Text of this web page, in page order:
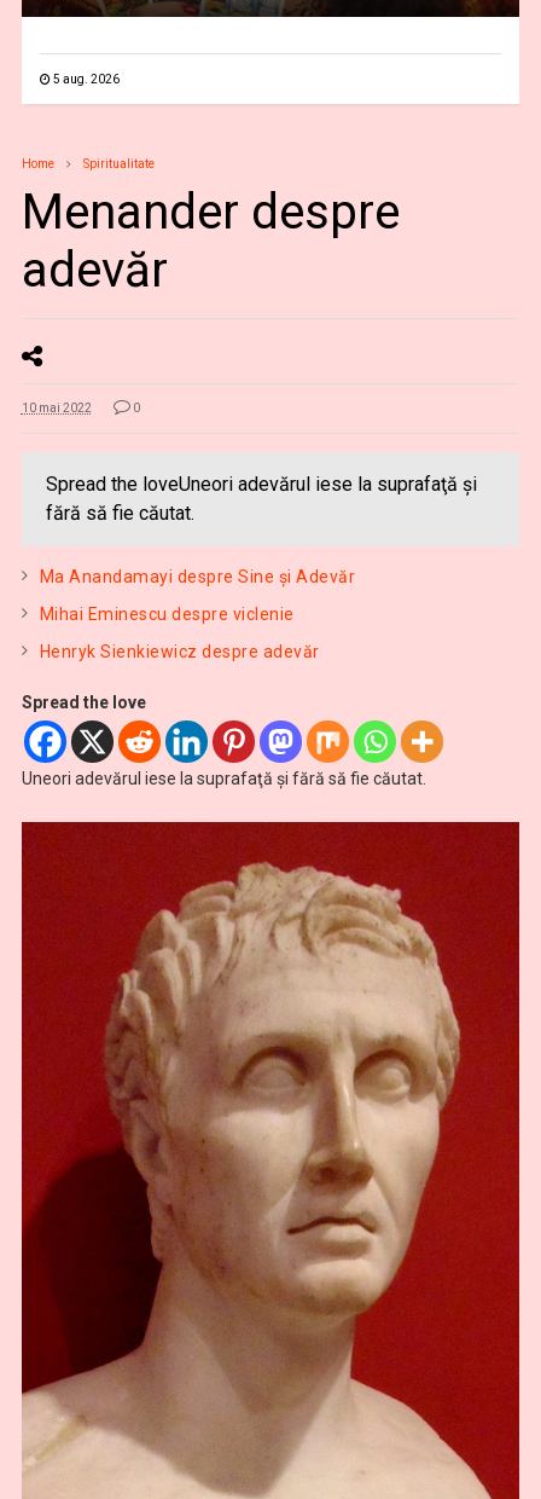
5 aug. 2026
Home Spiritualitate
Menander despre
adevăr
10 mai 2022 0
Spread the loveUneori adevărul iese la suprafaţă şi
fără să fie căutat.
Ma Anandamayi despre Sine şi Adevăr
Mihai Eminescu despre viclenie
Henryk Sienkiewicz despre adevăr
Spread the love
Uneori adevărul iese la suprafaţă şi fără să fie căutat.